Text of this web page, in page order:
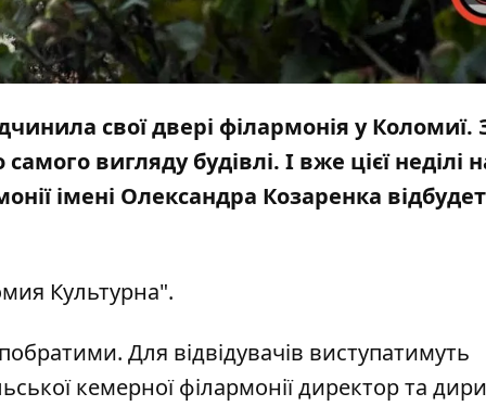
свої двері філармонія у Коломиї.
вигляду будівлі. І вже цієї неділі
імені Олександра Козаренка
Культурна".
Для відвідувачів виступатимуть
кемерної філармонії директор та